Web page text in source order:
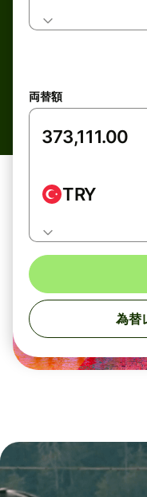
両替額
TRY
為替